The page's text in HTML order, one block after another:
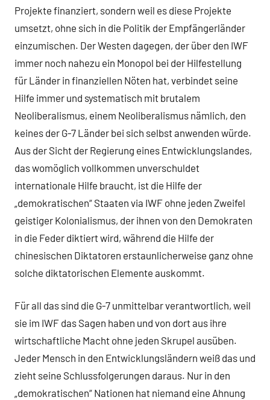
Projekte finanziert, sondern weil es diese Projekte
umsetzt, ohne sich in die Politik der Empfängerländer
einzumischen. Der Westen dagegen, der über den IWF
immer noch nahezu ein Monopol bei der Hilfestellung
für Länder in finanziellen Nöten hat, verbindet seine
Hilfe immer und systematisch mit brutalem
Neoliberalismus, einem Neoliberalismus nämlich, den
keines der G-7 Länder bei sich selbst anwenden würde.
Aus der Sicht der Regierung eines Entwicklungslandes,
das womöglich vollkommen unverschuldet
internationale Hilfe braucht, ist die Hilfe der
„demokratischen“ Staaten via IWF ohne jeden Zweifel
geistiger Kolonialismus, der ihnen von den Demokraten
in die Feder diktiert wird, während die Hilfe der
chinesischen Diktatoren erstaunlicherweise ganz ohne
solche diktatorischen Elemente auskommt.
Für all das sind die G-7 unmittelbar verantwortlich, weil
sie im IWF das Sagen haben und von dort aus ihre
wirtschaftliche Macht ohne jeden Skrupel ausüben.
Jeder Mensch in den Entwicklungsländern weiß das und
zieht seine Schlussfolgerungen daraus. Nur in den
„demokratischen“ Nationen hat niemand eine Ahnung